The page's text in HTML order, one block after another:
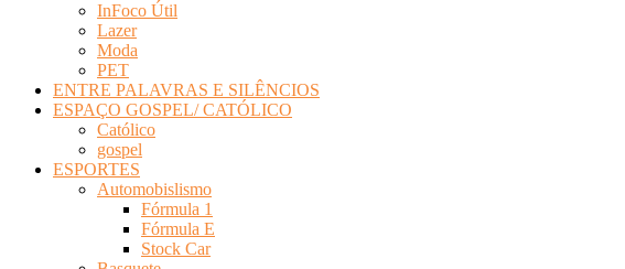
InFoco Útil
Lazer
Moda
PET
ENTRE PALAVRAS E SILÊNCIOS
ESPAÇO GOSPEL/ CATÓLICO
Católico
gospel
ESPORTES
Automobislismo
Fórmula 1
Fórmula E
Stock Car